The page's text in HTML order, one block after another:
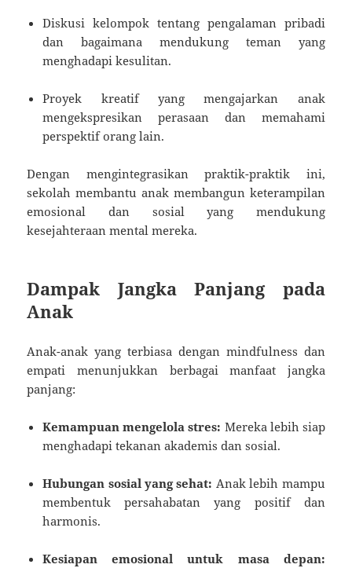
Diskusi kelompok tentang pengalaman pribadi
dan bagaimana mendukung teman yang
menghadapi kesulitan.
Proyek kreatif yang mengajarkan anak
mengekspresikan perasaan dan memahami
perspektif orang lain.
Dengan mengintegrasikan praktik-praktik ini,
sekolah membantu anak membangun keterampilan
emosional dan sosial yang mendukung
kesejahteraan mental mereka.
Dampak Jangka Panjang pada
Anak
Anak-anak yang terbiasa dengan mindfulness dan
empati menunjukkan berbagai manfaat jangka
panjang:
Kemampuan mengelola stres: Mereka lebih siap
menghadapi tekanan akademis dan sosial.
Hubungan sosial yang sehat: Anak lebih mampu
membentuk persahabatan yang positif dan
harmonis.
Kesiapan emosional untuk masa depan: